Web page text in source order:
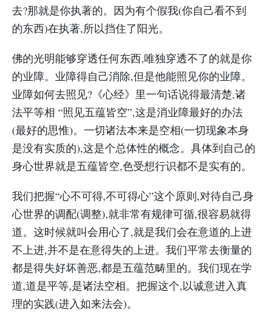
去?那就是你执著的。因为有个假我(你自己看不到
的东西)在执著,所以挡住了阳光。
佛的光明能够穿透任何东西,唯独穿透不了的就是你
的业障。业障得自己消除,但是他能照见你的业障。
业障如何去照见?《心经》里一句话说得最清楚,诸
法平等相 “照见五蕴皆空”,这是消业障最好的办法
(最好的思惟)。一切诸法本来是空相(一切现象本身
是没有实质的),这是个总体性的概念。具体到自己的
身心世界就是五蕴皆空,色受想行识都不是实有的。
我们把握“心不可得,不可得心”这个原则,对待自己身
心世界的调配(调整),就非常有规律可循,很容易就得
道。这时候就叫会用心了,就是我们会在意道的上进
不上进,并不是在意得失的上进。我们平常去衡量的
都是得失好坏善恶,都是五蕴范畴里的。我们现在学
道,道是平等,是诸法空相。把握这个,以诚意进入真
理的实践(进入如来法会)。